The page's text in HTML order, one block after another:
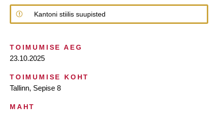
Kantoni stiilis suupisted
TOIMUMISE AEG
23.10.2025
TOIMUMISE KOHT
Tallinn, Sepise 8
MAHT